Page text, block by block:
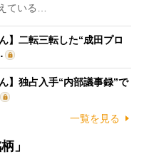
ている…
】二転三転した“成田プロ
】独占入手“内部議事録”で
一覧を見る
」